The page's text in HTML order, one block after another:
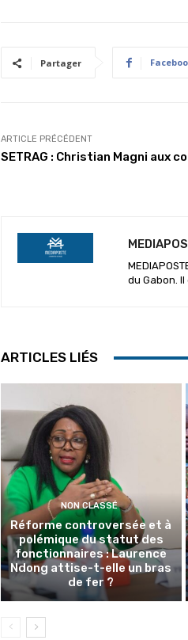
Partager
ARTICLE PRÉCÉDENT
SETRAG : Christian Magni aux
du Gabon. Il
ARTICLES LIÉS
NON CLASSÉ
Réforme controversée et à
polémique du statut des
fonctionnaires : Laurence
Ndong attise-t-elle un bras
de fer ?